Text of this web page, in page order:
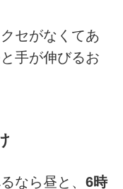
セがなくてあ
手が伸びるお
なら昼と、 6時